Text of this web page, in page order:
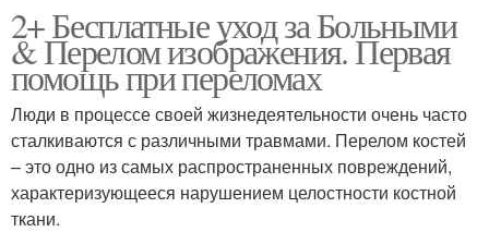
2+ Бесплатные уход за Больными
& Перелом изображения. Первая
помощь при переломах
Люди в процессе своей жизнедеятельности очень часто
сталкиваются с различными травмами. Перелом костей
– это одно из самых распространенных повреждений,
характеризующееся нарушением целостности костной
ткани.